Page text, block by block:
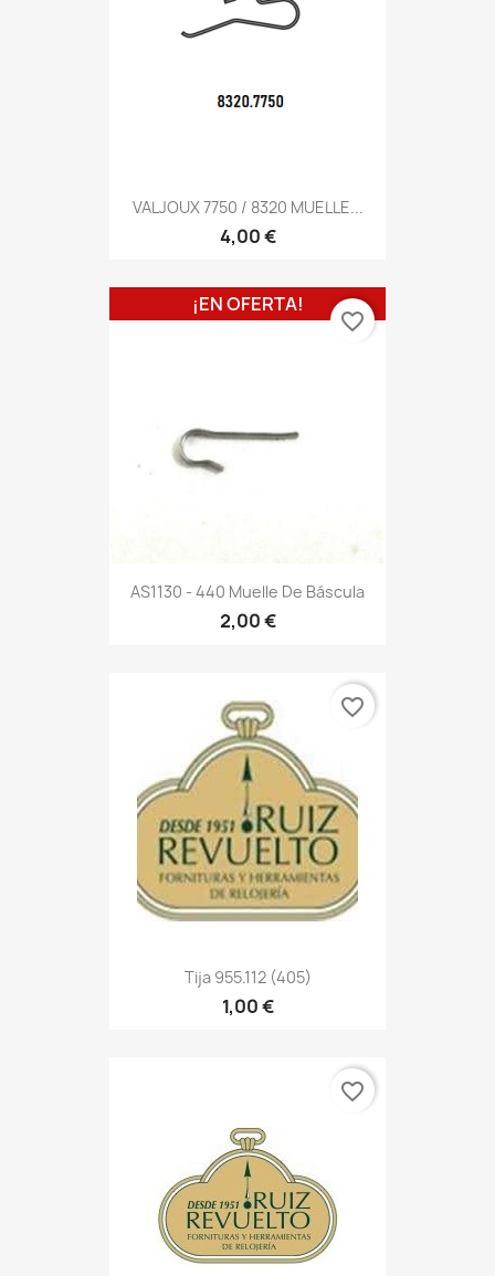
VALJOUX 7750 / 8320 MUELLE...
4,00 €
AS1130 - 440 Muelle De Báscula
2,00 €
¡EN OFERTA!
favorite_border
Tija 955.112 (405)
1,00 €
favorite_border
favorite_border